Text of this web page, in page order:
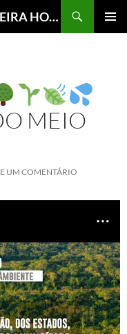
15 ANOS – SERRA DA CANTAREIRA HOJE E COTIDIANO DO BRASIL E DO MUNDO
MEIO
UM COMENTÁRIO